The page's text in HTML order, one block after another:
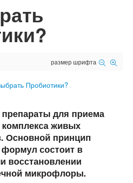
размер шрифта
для приема
живых
Основной принцип
состоит в
восстановлении
микрофлоры.